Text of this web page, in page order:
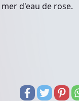
d'eau de rose.